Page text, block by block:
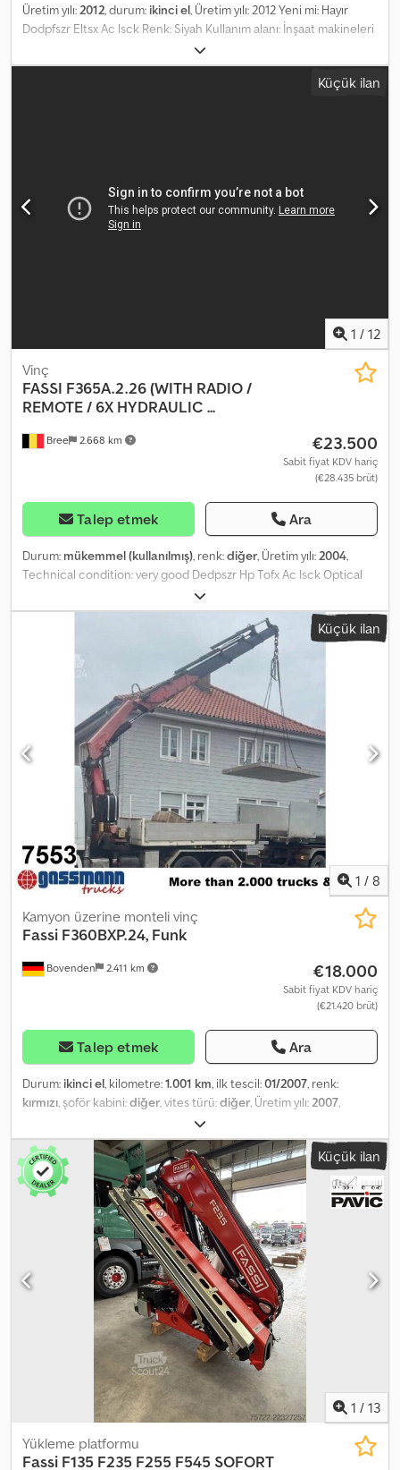
Üretim yılı: 2012, durum: ikinci el, Üretim yılı: 2012 Yeni mi: Hayır
Dodpfszr Eltsx Ac Isck Renk: Siyah Kullanım alanı: İnşaat makineleri
Genel durumu: İyi Teknik durumu: İyi Görsel durumu: İyi Fiyat: Talep
üzerine Daha fazla bilgi için Klaas Gerrits, Peter Gerrits veya Sayın
Küçük ilan
1 / 12
Bree 2.668 km
Vinç
FASSI F365A.2.26 (WITH RADIO /
REMOTE / 6X HYDRAULIC ...
€23.500
Sabit fiyat KDV hariç
(€28.435 brüt)
Talep etmek Ara
Durum: mükemmel (kullanılmış), renk:diğer, Üretim yılı:2004,
Technical condition: very good Dedpszr Hp Tofx Ac Isck Optical
Küçük ilan
1 / 8
Bovenden 2.411 km
Kamyon üzerine monteli vinç
Fassi F360BXP.24, Funk
€18.000
Sabit fiyat KDV hariç
(€21.420 brüt)
Talep etmek Ara
Durum: ikinci el, kilometre:1.001 km, ilk tescil:01/2007, renk:
kırmızı , şoför kabini:diğer, vites türü:diğer, Üretim yılı: 2007
, Araç konumu: Bovenden, acil
durdurma, katlanabilir, 4 noktalı hidrolik destek, radyo uzaktan
kumanda, dört hidrolik uzatma Üst yapı: Yük diyagramı: 2,55m-
11500kg, 4,5m-7285kg, 6,2m-5095kg, 8,10m-3795kg, 10,10m-2990kg,
12,20m-2460kg. 4'lü destek ve uzaktan kumanda (Remote-Control)
Dedezmgl Dspfx Ac Iock Tüm bilgiler garanti verilmeden
sunulmaktadır, çünkü araç yolda! AKSESUAR BİLGİLERİ
GARANTİSİZ, değişiklik, ara satış ve yazım hatası hakkı saklıdır!
Küçük ilan
1 / 13
Yükleme platformu
Fassi F135 F235 F255 F545 SOFORT